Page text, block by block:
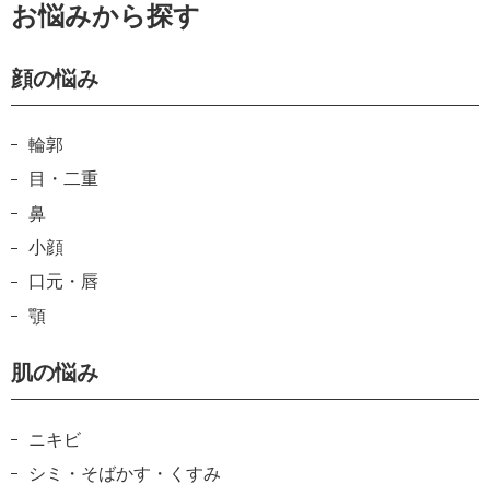
お悩みから探す
顔の悩み
輪郭
目・二重
鼻
小顔
口元・唇
顎
肌の悩み
ニキビ
シミ・そばかす・くすみ